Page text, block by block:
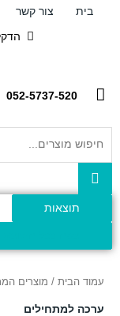
בית צור קשר
הדקלים 86
052-5737-520
תוצאות
עמוד הבית / מוצרים
ערכה למתחילים